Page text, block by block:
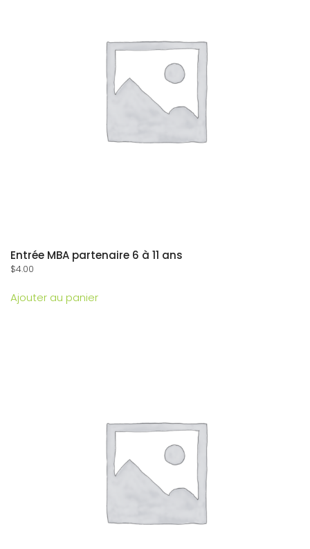
Entrée MBA partenaire 6 à 11 ans
$4.00
Ajouter au panier